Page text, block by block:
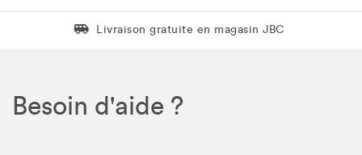
Livraison gratuite en magasin JBC
Livraison gratuite en magasin JBC
Besoin d'aide ?